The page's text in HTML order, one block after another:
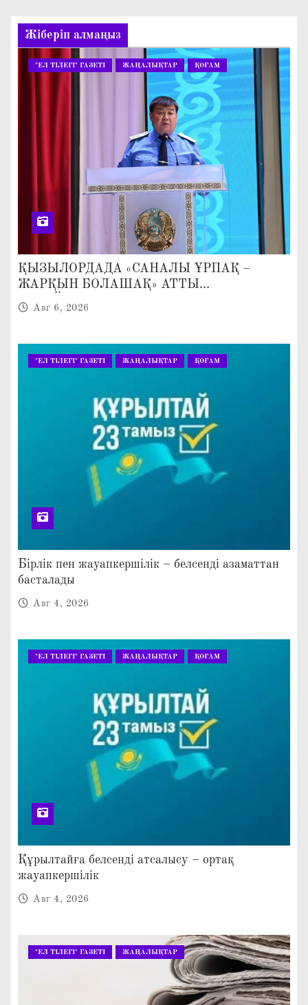
Жіберіп алмаңыз
"ЕЛ ТІЛЕГІ" ГАЗЕТІ ЖАҢАЛЫҚТАР ҚОҒАМ
ҚЫЗЫЛОРДАДА «САНАЛЫ ҰРПАҚ –
ЖАРҚЫН БОЛАШАҚ» АТТЫ
КЕҢЕЙТІЛГЕН МӘЖІЛІС ӨТТІ
Авг 6, 2026
"ЕЛ ТІЛЕГІ" ГАЗЕТІ ЖАҢАЛЫҚТАР ҚОҒАМ
Бірлік пен жауапкершілік – белсенді азаматтан
басталады
Авг 4, 2026
"ЕЛ ТІЛЕГІ" ГАЗЕТІ ЖАҢАЛЫҚТАР ҚОҒАМ
Құрылтайға белсенді атсалысу – ортақ
жауапкершілік
Авг 4, 2026
"ЕЛ ТІЛЕГІ" ГАЗЕТІ ЖАҢАЛЫҚТАР